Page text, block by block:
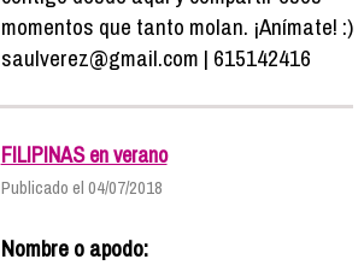
momentos que tanto molan. ¡Anímate! :)
saulverez@gmail.com | 615142416
FILIPINAS en verano
Publicado el 04/07/2018
Nombre o apodo: